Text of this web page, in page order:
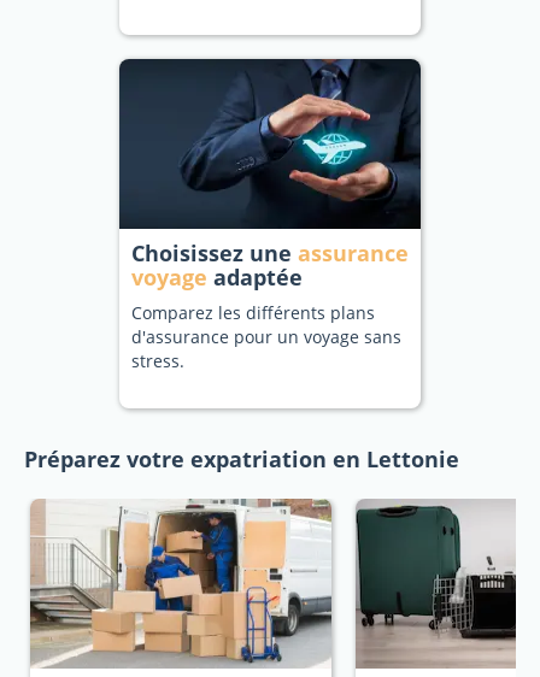
Choisissez une assurance
voyage adaptée
Comparez les différents plans
d'assurance pour un voyage sans
stress.
Préparez votre expatriation en Lettonie